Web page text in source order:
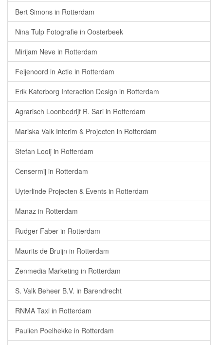
Bert Simons in Rotterdam
Nina Tulp Fotografie in Oosterbeek
Mirijam Neve in Rotterdam
Feijenoord in Actie in Rotterdam
Erik Katerborg Interaction Design in Rotterdam
Agrarisch Loonbedrijf R. Sari in Rotterdam
Mariska Valk Interim & Projecten in Rotterdam
Stefan Looij in Rotterdam
Censermij in Rotterdam
Uyterlinde Projecten & Events in Rotterdam
Manaz in Rotterdam
Rudger Faber in Rotterdam
Maurits de Bruijn in Rotterdam
Zenmedia Marketing in Rotterdam
S. Valk Beheer B.V. in Barendrecht
RNMA Taxi in Rotterdam
Paulien Poelhekke in Rotterdam